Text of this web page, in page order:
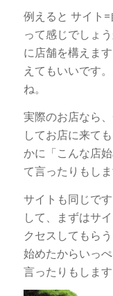
例えると サイト
って感じでしょ
に店舗を構えま
えてもいいです
ね。
実際のお店なら
してお店に来て
かに「こんな店
て言ったりもしま
サイトも同じで
して、まずはサ
クセスしてもら
始めたからいっ
言ったりもします